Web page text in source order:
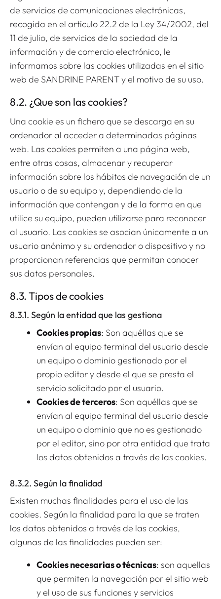
de servicios de comunicaciones electrónicas,
recogida en el artículo 22.2 de la Ley 34/2002, del
11 de julio, de servicios de la sociedad de la
información y de comercio electrónico, le
informamos sobre las cookies utilizadas en el sitio
web de SANDRINE PARENT y el motivo de su uso.
8.2. ¿Que son las cookies?
Una cookie es un fichero que se descarga en su
ordenador al acceder a determinadas páginas
web. Las cookies permiten a una página web,
entre otras cosas, almacenar y recuperar
información sobre los hábitos de navegación de un
usuario o de su equipo y, dependiendo de la
información que contengan y de la forma en que
utilice su equipo, pueden utilizarse para reconocer
al usuario. Las cookies se asocian únicamente a un
usuario anónimo y su ordenador o dispositivo y no
proporcionan referencias que permitan conocer
sus datos personales.
8.3. Tipos de cookies
8.3.1. Según la entidad que las gestiona
Cookies propias: Son aquéllas que se
envían al equipo terminal del usuario desde
un equipo o dominio gestionado por el
propio editor y desde el que se presta el
servicio solicitado por el usuario.
Cookies de terceros: Son aquéllas que se
envían al equipo terminal del usuario desde
un equipo o dominio que no es gestionado
por el editor, sino por otra entidad que trata
los datos obtenidos a través de las cookies.
8.3.2. Según la finalidad
Existen muchas finalidades para el uso de las
cookies. Según la finalidad para la que se traten
los datos obtenidos a través de las cookies,
algunas de las finalidades pueden ser:
Cookies necesarias o técnicas: son aquellas
que permiten la navegación por el sitio web
y el uso de sus funciones y servicios